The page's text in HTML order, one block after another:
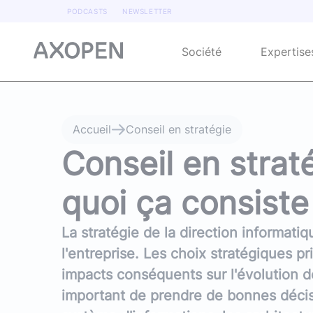
PODCASTS NEWSLETTER
Société
Qui sommes-nous ?
Notre histoire
Nos convictions
techniques
Nos engagements RSE
WEB
Univers Java
Springboot,Quarkus,JEE ,jHipster ,Wildfly,
Apache ServiceMix
Univers Microsoft
C#
Univers JS
Angular, React VueJS Gatsby NodeJS
CONSEIL &
ACCOMPAGNEMENT
Conseil
Accompagnement
architecture SI,
Architecture logicielle
Choix des technologies
Mise en place DevOps
Podcast
Blog
Livres blancs
Newsletter IT
Accueil Conseil en stratégie
Conseil en
quoi ça
La stratégie de la direction
l'entreprise. Les choix stratégiques
impacts conséquents sur l'évolution
important de prendre de bonnes
Panneau de gestion des cookies